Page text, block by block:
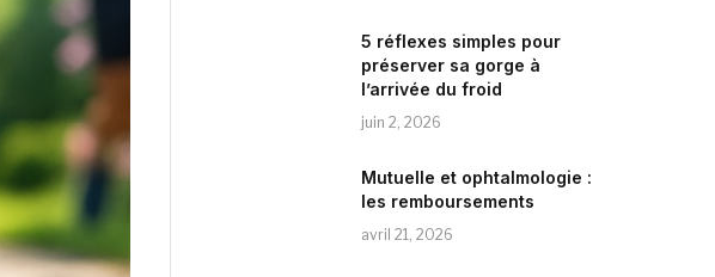
5 réflexes simples pour
préserver sa gorge à
l’arrivée du froid
juin 2, 2026
Mutuelle et ophtalmologie :
les remboursements
avril 21, 2026